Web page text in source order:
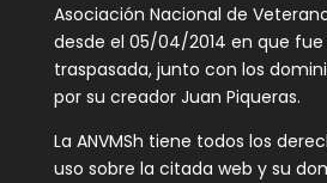
Asociación Nacional de
desde el 05/04/2014 en que
traspasada, junto con los
por su creador Juan Piqueras.
La ANVMSh tiene todos los
uso sobre la citada web y su